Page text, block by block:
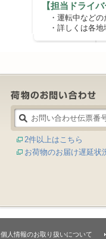
【担当ドライ
・運転中などの
・詳しくは各地
2件以上はこちら
お荷物のお届け遅延状
個人情報のお取り扱いについて